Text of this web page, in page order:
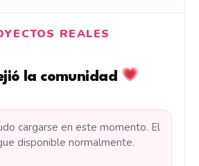
REALES
la comunidad
cargarse en este momento. El
disponible normalmente.